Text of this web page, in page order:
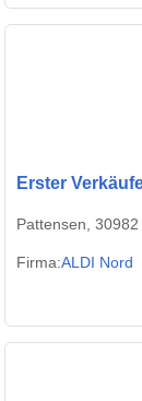
Erster
Pattensen, 30982
Firma:ALDI Nord